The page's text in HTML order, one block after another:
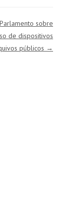
sobre
de dispositivos
públicos →